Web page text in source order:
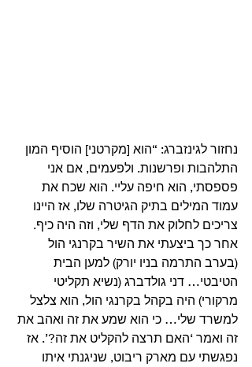
נחזור לגינזברג: “הוא [מקרטני] הוסיף המון
התלהבות ופרשנות. ולפעמים, אם אני
פספסתי, הוא חיפה עליי. הוא שכח את
עמוד המילים בתיק הגיטרה שלו, אז היינו
צריכים לחלוק את הדף שלי, וזה היה כיף.
אחר כך ביצעתי את השיר בקרנגי הול
(בערב התרמה בניו יורק) למען הבית
הטיבטי… דני גולדברג (נשיא תקליטי
מרקורי) היה בקהל בקרנגי הול, הוא צלצל
למשרד שלי… כי הוא שמע את זה ואהב את
זה ואמר ‘האם תרצה להקליט את זה?’. אז
נפגשתי עם מארק ריבוט, שניגנתי איתו